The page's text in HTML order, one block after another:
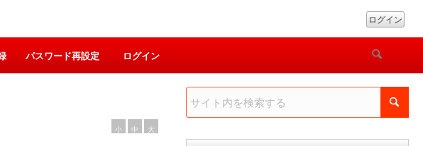
ログイン
パスワード再設定 ログイン
小 中 大